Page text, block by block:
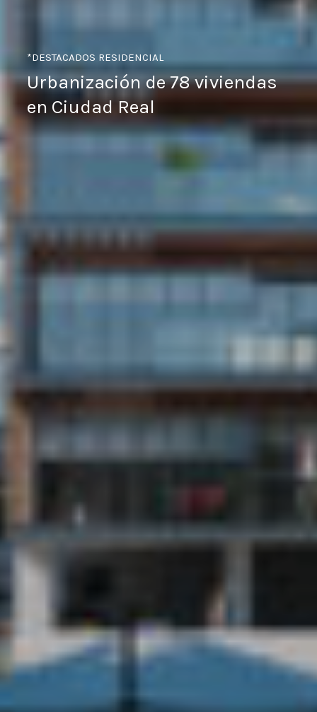
*DESTACADOS RESIDENCIAL
Urbanización de 78 viviendas
en Ciudad Real